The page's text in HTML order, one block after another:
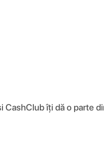
îți dă o parte